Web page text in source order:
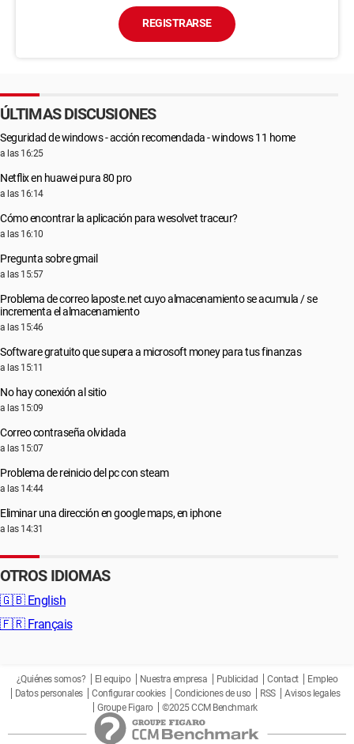
REGISTRARSE
ÚLTIMAS DISCUSIONES
Seguridad de windows - acción recomendada - windows 11 home
a las 16:25
Netflix en huawei pura 80 pro
a las 16:14
Cómo encontrar la aplicación para wesolvet traceur?
a las 16:10
Pregunta sobre gmail
a las 15:57
Problema de correo laposte.net cuyo almacenamiento se acumula / se
incrementa el almacenamiento
a las 15:46
Software gratuito que supera a microsoft money para tus finanzas
a las 15:11
No hay conexión al sitio
a las 15:09
Correo contraseña olvidada
a las 15:07
Problema de reinicio del pc con steam
a las 14:44
Eliminar una dirección en google maps, en iphone
a las 14:31
OTROS IDIOMAS
🇬🇧 English
🇫🇷 Français
¿Quiénes somos? El equipo Nuestra empresa Publicidad Contact
Empleo
Datos personales
Configurar cookies Condiciones de uso RSS
Avisos legales
Groupe Figaro
©2025 CCM Benchmark